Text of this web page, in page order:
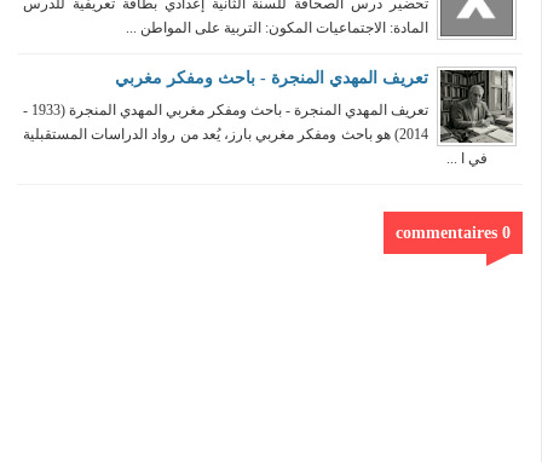
المادة: الاجتماعيات المكون: التربية على المواطن ...
تعريف المهدي المنجرة - باحث ومفكر مغربي
تعريف المهدي المنجرة - باحث ومفكر مغربي المهدي المنجرة (1933 -
2014) هو باحث ومفكر مغربي بارز، يُعد من رواد الدراسات المستقبلية
في ا ...
0 commentaires